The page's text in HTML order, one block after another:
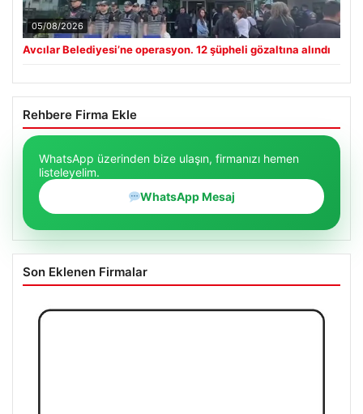
05/08/2026
Avcılar Belediyesi’ne operasyon. 12 şüpheli gözaltına alındı
Rehbere Firma Ekle
WhatsApp üzerinden bize ulaşın, firmanızı hemen
listeleyelim.
WhatsApp Mesaj
Son Eklenen Firmalar